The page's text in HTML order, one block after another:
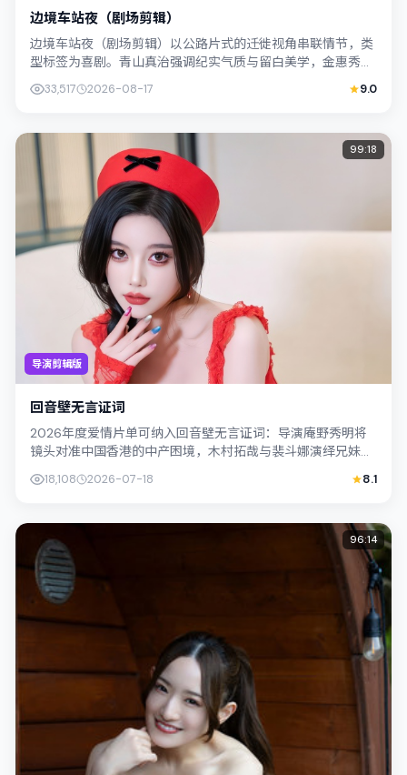
边境车站夜（剧场剪辑）
边境车站夜（剧场剪辑）以公路片式的迁徙视角串联情节，类
型标签为喜剧。青山真治强调纪实气质与留白美学，金惠秀的
表演在外冷内热之间切换；若你正在查找...
33,517 2026-08-17 9.0
导演剪辑版
99:18
回音壁无言证词
2026年度爱情片单可纳入回音壁无言证词：导演庵野秀明将
镜头对准中国香港的中产困境，木村拓哉与裴斗娜演绎兄妹般
18,108 2026-07-18 8.1
96:14